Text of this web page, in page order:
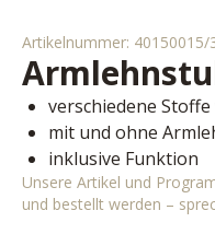
Artikelnummer: 40150015/
verschiedene
mit und ohne
inklusive Funktion
Unsere Artikel und
und bestellt werden –